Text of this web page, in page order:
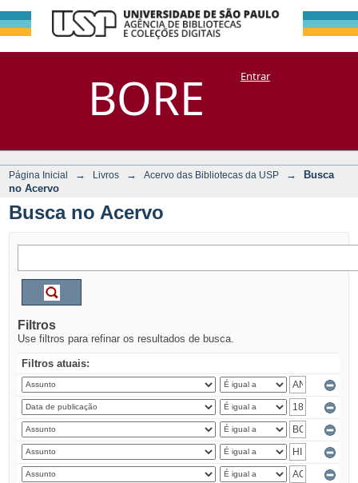
BORE
Busca no Acervo
DSpace/Manakin + CoriscoEntrar
Página Inicial → Livros → Acervo das Bibliotecas da USP →
Busca
no Acervo
Busca no Acervo
Filtros
Use filtros para refinar os resultados de busca.
Filtros atuais: